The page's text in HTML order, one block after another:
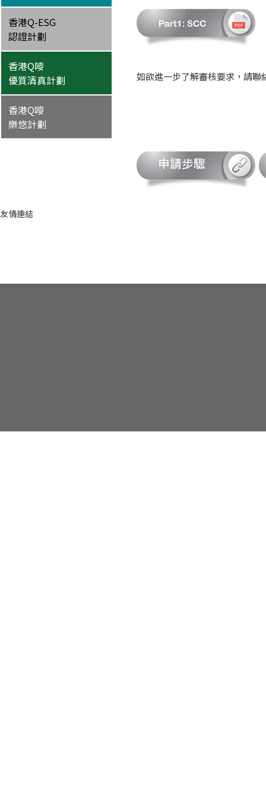
香港Q-ESG
認證計劃
香港Q嘜
優質清真計劃
香港Q嘜
樂悠計劃
如欲進一步了解審核要求，請聯
友情連結